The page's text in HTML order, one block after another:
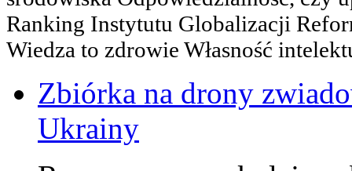
Ranking Instytutu Globalizacji
Wiedza to zdrowie Własność
Zbiórka na drony
Ukrainy